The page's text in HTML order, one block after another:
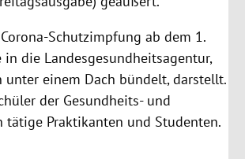
Schutzimpfung ab dem 1.
die Landesgesundheitsagentur,
einem Dach bündelt, darstellt.
der Gesundheits- und
Praktikanten und Studenten.